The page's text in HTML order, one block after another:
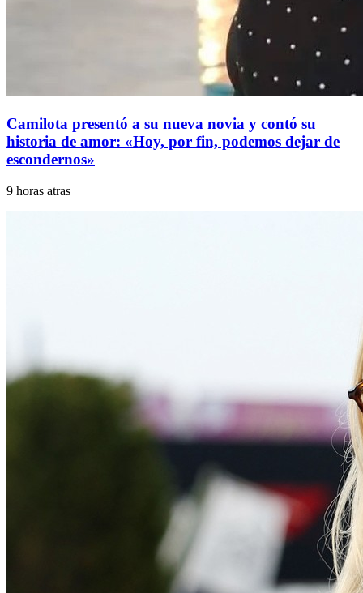
Camilota presentó a su nueva novia y contó su
historia de amor: «Hoy, por fin, podemos dejar de
escondernos»
9 horas atras